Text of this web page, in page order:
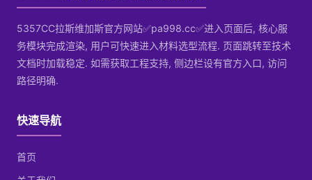
5357CC拉斯维加斯官方网站✅pa998.cc✅进入页面后, 核心服
务模块完成渲染, 用户可快速进入材料选型流程. 页面跳转至技术
文档时加载稳定. 如需获取工程支持, 侧边栏设有官方入口, 访问
路径明确.
快速导航
首页